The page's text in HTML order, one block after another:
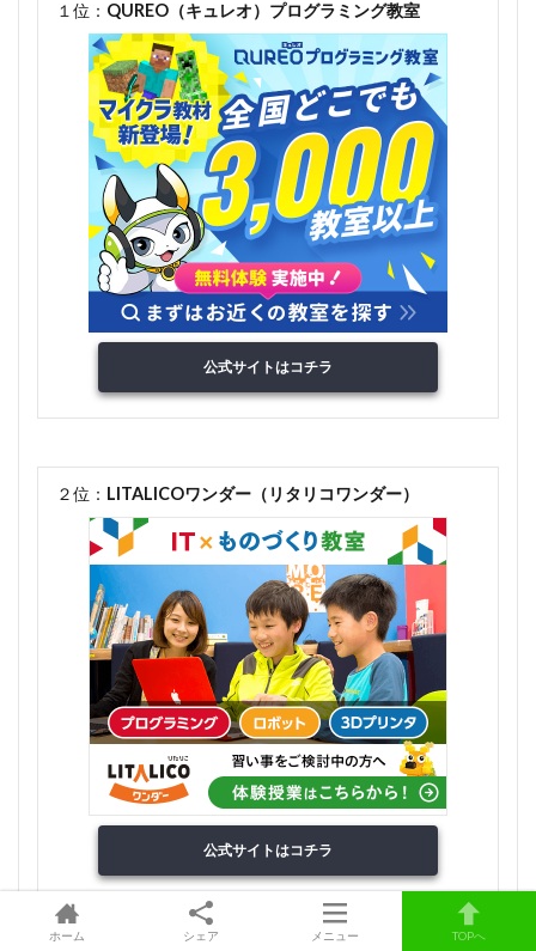
１位： QUREO（キュレオ）プログラミング教室
公式サイトはコチラ
２位： LITALICOワンダー（リタリコワンダー）
公式サイトはコチラ
ホーム シェア メニュー TOPへ